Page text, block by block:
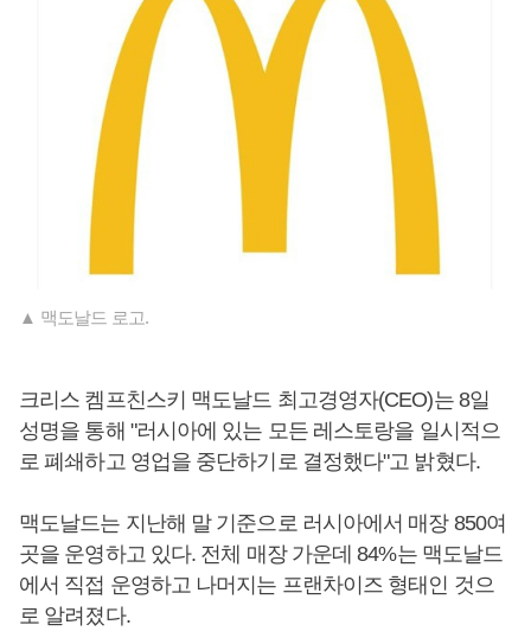
▲ 맥도날드 로고.
크리스 켐프친스키 맥도날드 최고경영자(CEO)는 8일
성명을 통해 "러시아에 있는 모든 레스토랑을 일시적으
로 폐쇄하고 영업을 중단하기로 결정했다"고 밝혔다.
맥도날드는 지난해 말 기준으로 러시아에서 매장 850여
곳을 운영하고 있다. 전체 매장 가운데 84%는 맥도날드
에서 직접 운영하고 나머지는 프랜차이즈 형태인 것으
로 알려졌다.